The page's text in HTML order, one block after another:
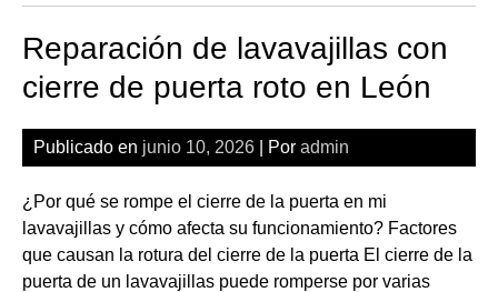
Reparación de lavavajillas con
cierre de puerta roto en León
Publicado en junio 10, 2026 | Por admin
¿Por qué se rompe el cierre de la puerta en mi
lavavajillas y cómo afecta su funcionamiento? Factores
que causan la rotura del cierre de la puerta El cierre de la
puerta de un lavavajillas puede romperse por varias